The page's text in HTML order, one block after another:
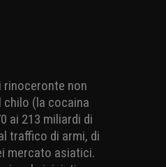
rinoceronte non
chilo (la cocaina
ai 213 miliardi di
traffico di armi, di
mercato asiatici.